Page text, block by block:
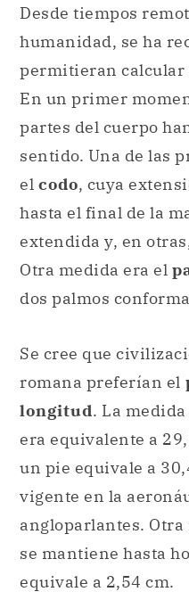
Desde tiempos
humanidad, se ha
permitieran calcular
En un primer
partes del cuerpo
sentido. Una de las
el codo, cuya
hasta el final de la
extendida y, en
Otra medida era el
dos palmos
Se cree que
romana preferían el
longitud. La
era equivalente a
un pie equivale a
vigente en la
angloparlantes.
se mantiene hasta
equivale a 2,54 cm.